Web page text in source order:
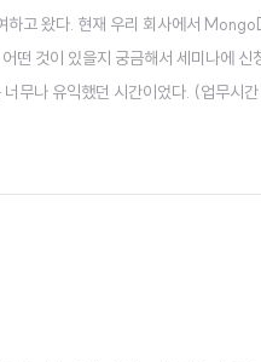
고 왔다. 현재 우리 회사에서
것이 있을지 궁금해서 세미나에
무나 유익했던 시간이었다. (업무시